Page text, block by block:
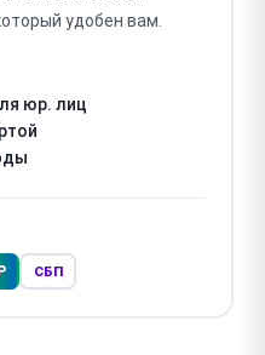
удобен вам.
юр. лиц
СБП